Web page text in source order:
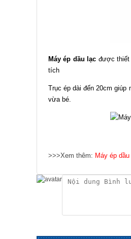
Máy ép dầu lạc được thiết
tích
Trục ép dài đến 20cm
vừa bé.
>>>Xem thêm: Máy ép